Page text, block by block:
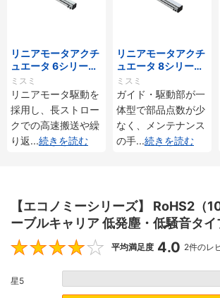
リニアモータアクチ
ュエータ 6シリーズ
標準タイプ インクリ
メンタル・アブソリ
ュート仕様
ミスミ
リニアモータ駆動を
採用し、長ストロー
クでの高速搬送や繰
り返...続きを読む
リニアモータアクチ
ュエータ 8シリーズ
標準タイプ インクリ
メンタル・アブソリ
ュート仕様
ミスミ
ガイド・駆動部が一
体型で部品点数が少
なく、メンテナンス
の手...続きを読む
【エコノミーシリーズ】 RoHS2（
ーブルキャリア 低発塵・低騒音タ
4
平均満足度 4.0 2件のレ
星5